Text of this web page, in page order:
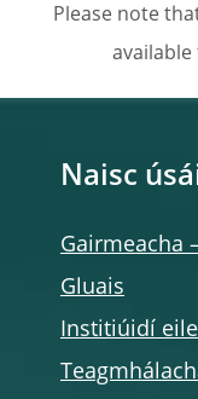
Please note
Naisc
Gairmeacha
Gluais
Institiúidí eile